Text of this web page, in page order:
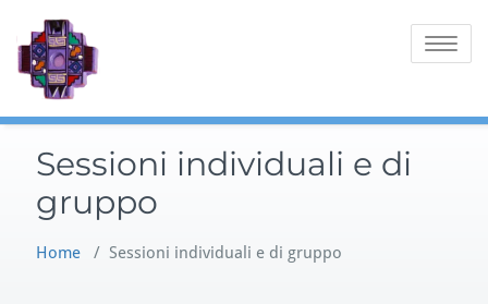
content
Toggle
Sessioni individuali e di
gruppo
Home / Sessioni individuali e di gruppo